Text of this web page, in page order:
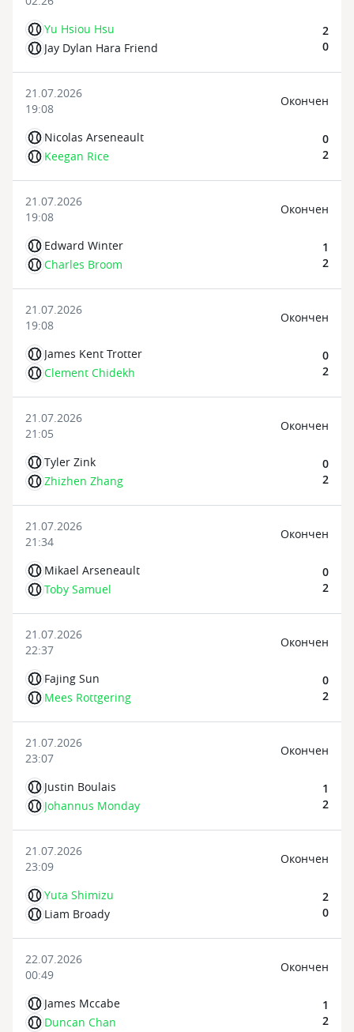
Yu Hsiou Hsu
Jay Dylan Hara Friend
2
0
21.07.2026
19:08
Nicolas Arseneault
Keegan Rice
Oкончен
0
2
21.07.2026
19:08
Edward Winter
Charles Broom
Oкончен
1
2
21.07.2026
19:08
James Kent Trotter
Clement Chidekh
Oкончен
0
2
21.07.2026
21:05
Tyler Zink
Zhizhen Zhang
Oкончен
0
2
21.07.2026
21:34
Mikael Arseneault
Toby Samuel
Oкончен
0
2
21.07.2026
22:37
Fajing Sun
Mees Rottgering
Oкончен
0
2
21.07.2026
23:07
Justin Boulais
Johannus Monday
Oкончен
1
2
21.07.2026
23:09
Yuta Shimizu
Liam Broady
Oкончен
2
0
22.07.2026
00:49
James Mccabe
Duncan Chan
Oкончен
1
2